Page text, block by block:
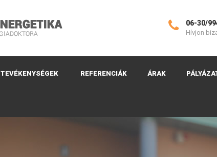
06-30/
Hívjon
TEVÉKENYSÉGEK REFERENCIÁK ÁRAK